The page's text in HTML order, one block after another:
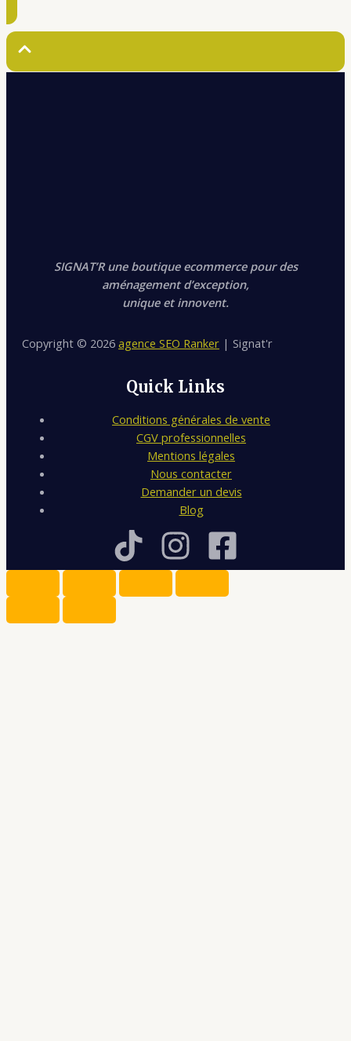
SIGNAT’R une boutique ecommerce pour des
aménagement d’exception,
unique et innovent.
Copyright © 2026 agence SEO Ranker | Signat'r
Quick Links
Conditions générales de vente
CGV professionnelles
Mentions légales
Nous contacter
Demander un devis
Blog